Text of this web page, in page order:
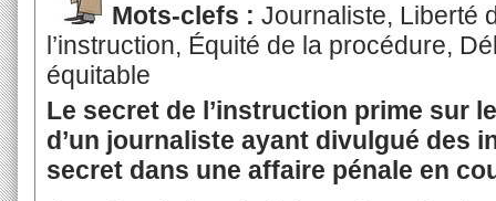
Mots-clefs :Journaliste, Liberté
l’instruction, Équité de la procédure,
équitable
Le secret de l’instruction prime sur
d’un journaliste ayant divulgué des
secret dans une affaire pénale en